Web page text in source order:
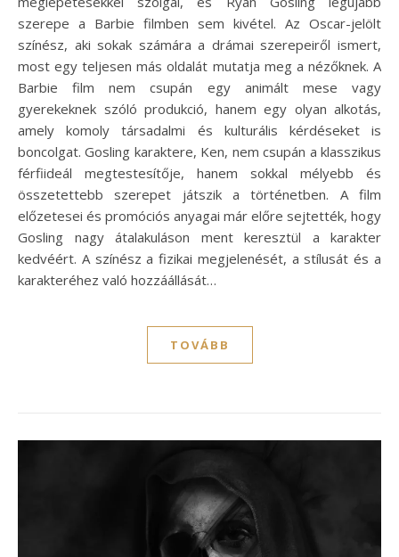
szerepe a Barbie filmben sem kivétel. Az Oscar-jelölt
színész, aki sokak számára a drámai szerepeiről ismert,
most egy teljesen más oldalát mutatja meg a nézőknek. A
Barbie film nem csupán egy animált mese vagy
gyerekeknek szóló produkció, hanem egy olyan alkotás,
amely komoly társadalmi és kulturális kérdéseket is
boncolgat. Gosling karaktere, Ken, nem csupán a klasszikus
férfiideál megtestesítője, hanem sokkal mélyebb és
összetettebb szerepet játszik a történetben. A film
előzetesei és promóciós anyagai már előre sejtették, hogy
Gosling nagy átalakuláson ment keresztül a karakter
kedvéért. A színész a fizikai megjelenését, a stílusát és a
karakteréhez való hozzáállását…
TOVÁBB